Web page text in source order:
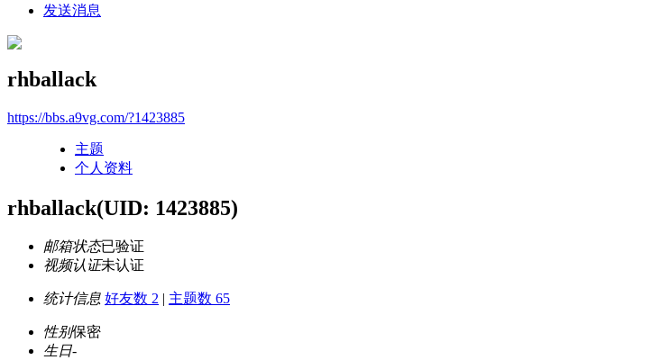
发送消息
rhballack
https://bbs.a9vg.com/?1423885
主题
个人资料
rhballack(UID: 1423885)
邮箱状态已验证
视频认证未认证
统计信息 好友数 2 | 主题数 65
性别保密
生日-